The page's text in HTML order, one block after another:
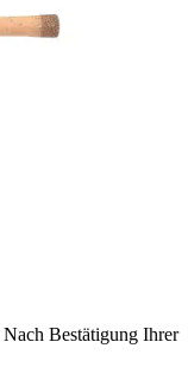
Nach Bestätigung Ihrer